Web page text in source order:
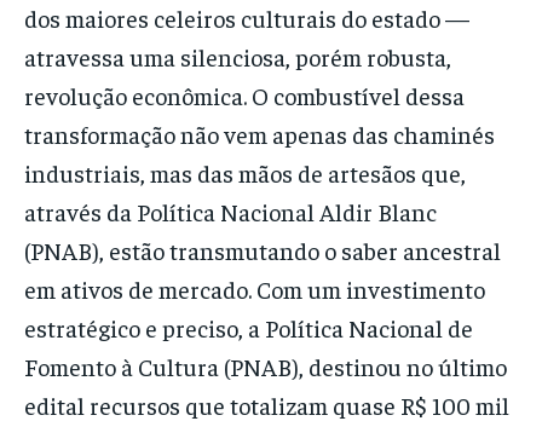
dos maiores celeiros culturais do estado —
atravessa uma silenciosa, porém robusta,
revolução econômica. O combustível dessa
transformação não vem apenas das chaminés
industriais, mas das mãos de artesãos que,
através da Política Nacional Aldir Blanc
(PNAB), estão transmutando o saber ancestral
em ativos de mercado. Com um investimento
estratégico e preciso, a Política Nacional de
Fomento à Cultura (PNAB), destinou no último
edital recursos que totalizam quase R$ 100 mil